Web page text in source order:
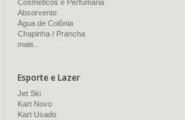
Cosméticos e Perfumaria
Absorvente
Água de Colônia
Chapinha / Prancha
mais..
Esporte e Lazer
Jet Ski
Kart Novo
Kart Usado